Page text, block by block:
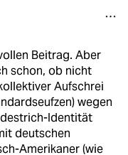
Beitrag. Aber
schon, ob nicht
Aufschrei
wegen
Identität
deutschen
Amerikaner (wie